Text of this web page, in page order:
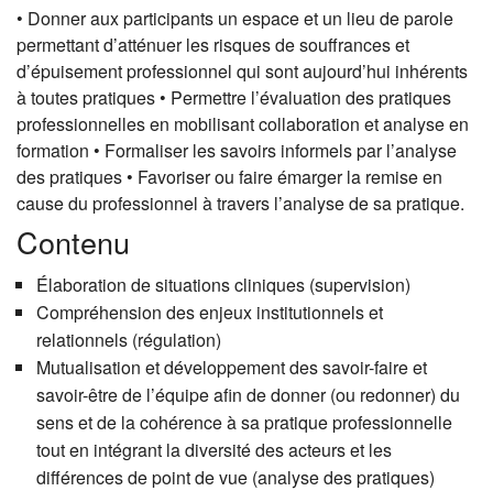
• Donner aux participants un espace et un lieu de parole
permettant d’atténuer les risques de souffrances et
d’épuisement professionnel qui sont aujourd’hui inhérents
à toutes pratiques • Permettre l’évaluation des pratiques
professionnelles en mobilisant collaboration et analyse en
formation • Formaliser les savoirs informels par l’analyse
des pratiques • Favoriser ou faire émarger la remise en
cause du professionnel à travers l’analyse de sa pratique.
Contenu
Élaboration de situations cliniques (supervision)
Compréhension des enjeux institutionnels et
relationnels (régulation)
Mutualisation et développement des savoir-faire et
savoir-être de l’équipe afin de donner (ou redonner) du
sens et de la cohérence à sa pratique professionnelle
tout en intégrant la diversité des acteurs et les
différences de point de vue (analyse des pratiques)